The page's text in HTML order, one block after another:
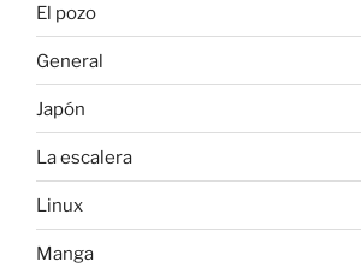
El pozo
General
Japón
La escalera
Linux
Manga